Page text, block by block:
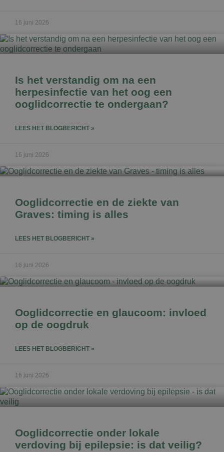
16 juni 2026
Is het verstandig om na een
herpesinfectie van het oog een
ooglidcorrectie te ondergaan?
LEES HET BLOGBERICHT »
16 juni 2026
Ooglidcorrectie en de ziekte van
Graves: timing is alles
LEES HET BLOGBERICHT »
16 juni 2026
Ooglidcorrectie en glaucoom: invloed
op de oogdruk
LEES HET BLOGBERICHT »
16 juni 2026
Ooglidcorrectie onder lokale
verdoving bij epilepsie: is dat veilig?